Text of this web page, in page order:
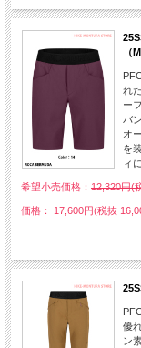
（
れ
ー
バ
オ
を
ィ
希望小売価格： 12,320円(
価格： 17,600円(税抜
優
ン